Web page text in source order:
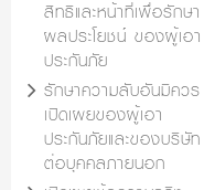
สิทธิและหน้าที่เพื่อรักษา
ผลประโยชน์ ของผู้เอา
ประกันภัย
รักษาความลับอันมิควร
เปิดเผยของผู้เอา
ประกันภัยและของบริษัท
ต่อบุคคลภายนอก